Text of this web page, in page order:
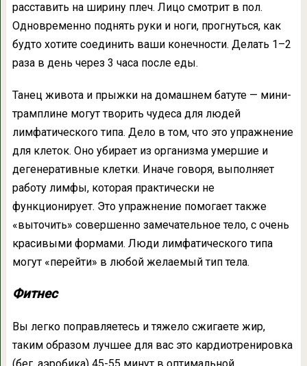
расставить на ширину плеч. Лицо смотрит в пол.
Одновременно поднять руки и ноги, прогнуться, как
будто хотите соединить ваши конечности. Делать 1–2
раза в день через 3 часа после еды.
Танец живота и прыжки на домашнем батуте — мини-
трамплине могут творить чудеса для людей
лимфатического типа. Дело в том, что это упражнение
для клеток. Оно убирает из организма умершие и
дегенеративные клетки. Иначе говоря, выполняет
работу лимфы, которая практически не
функционирует. Это упражнение помогает также
«выточить» совершенно замечательное тело, с очень
красивыми формами. Люди лимфатического типа
могут «перейти» в любой желаемый тип тела.
Фитнес
Вы легко поправляетесь и тяжело сжигаете жир,
таким образом лучшее для вас это кардиотренировка